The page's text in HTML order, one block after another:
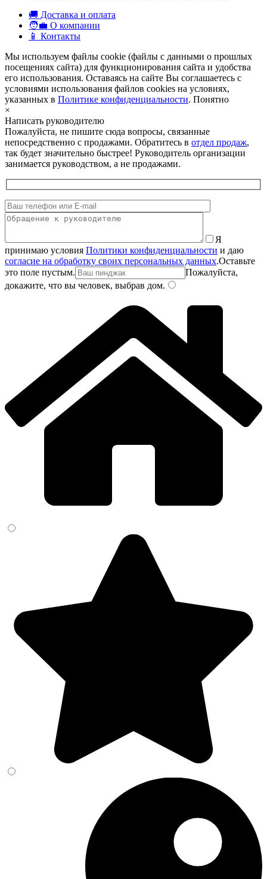
🚚 Доставка и оплата
🧑‍💼 О компании
📱 Контакты
Мы используем файлы cookie (файлы с данными о прошлых
посещениях сайта) для функционирования сайта и удобства
его использования. Оставаясь на сайте Вы соглашаетесь с
условиями использования файлов cookies на условиях,
указанных в Политике конфиденциальности. Понятно
×
Написать руководителю
Пожалуйста, не пишите сюда вопросы, связанные
непосредственно с продажами. Обратитесь в отдел продаж,
так будет значительно быстрее! Руководитель организации
занимается руководством, а не продажами.
Я
принимаю условия Политики конфиденциальности и даю
согласие на обработку своих персональных данных.Оставьте
это поле пустым.
Пожалуйста,
докажите, что вы человек, выбрав дом.